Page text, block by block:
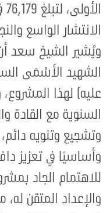
الانتشار الواسع
ويُشير الشيخ سعد
الشهيد الأسْمَى
عليه) لهذا المشروع،
السنوية مع القادة
وتشجيع وتنويه
وأساسيًا في تعزيز
للاهتمام الجاد
والإعداد المتقن